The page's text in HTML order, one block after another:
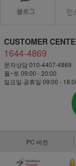
CUSTOMER
1644-4869
문자상담 010-4407-4869
월~토 09:00 - 20:00
일요일·공휴일 09:00 -
PC 버전